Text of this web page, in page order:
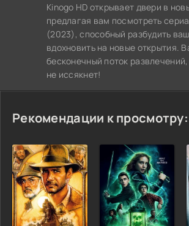
Kinogo HD открывает двери в
предлагая вам посмотреть
(2023), способный разбудить
вдохновить на новые открытия.
бесконечный поток
не иссякнет!
Рекомендации к просмотру: